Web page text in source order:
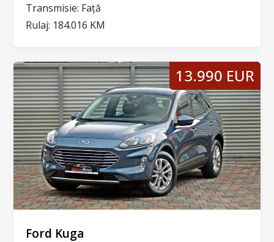
Transmisie: Față
Rulaj: 184.016 KM
13.990 EUR
Ford Kuga